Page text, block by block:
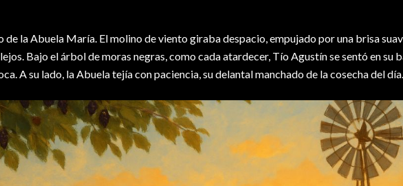
la Abuela María. El molino de viento giraba despacio, empujado por una brisa
Bajo el árbol de moras negras, como cada atardecer, Tío Agustín se sentó en su
A su lado, la Abuela tejía con paciencia, su delantal manchado de la cosecha del día.